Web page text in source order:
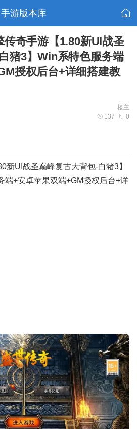
手游版本库
传奇手游【1.80新UI战圣
猪3】Win系特色服务端
授权后台+详细搭建教
楼主
137 0
新UI战圣巅峰复古大背包-白猪3】
端+安卓苹果双端+GM授权后台+详